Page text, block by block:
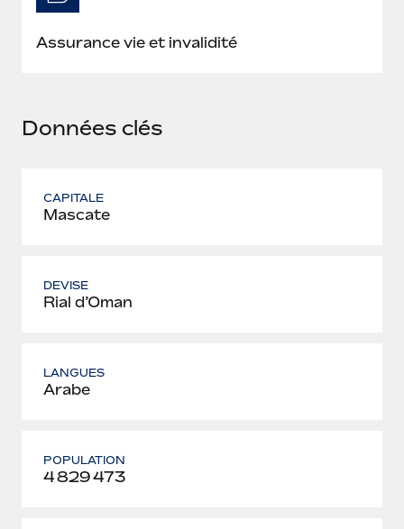
En savoir plus
Assurance vie et invalidité
Données clés
CAPITALE
Mascate
DEVISE
Rial d’Oman
LANGUES
Arabe
POPULATION
4 829 473